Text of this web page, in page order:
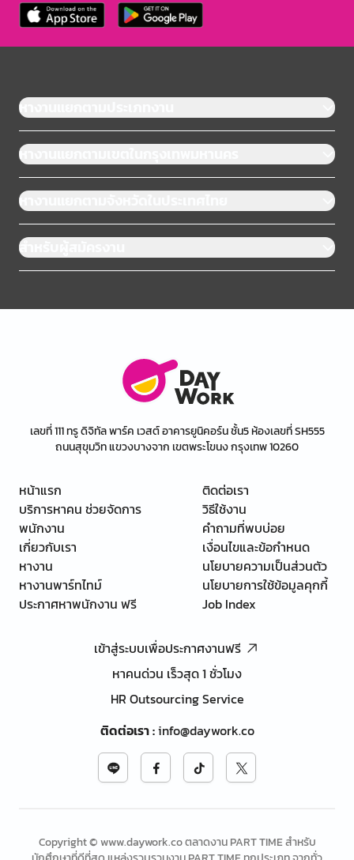
หางานแยกตามประเภทงาน
หางานแยกตามเขตในกรุงเทพมหานคร
หางานแยกตามจังหวัดในประเทศไทย
สำหรับผู้สมัครงาน
เลขที่ 111 ทรู ดิจิทัล พาร์ค เวสต์ อาคารยูนิคอร์น ชั้น5 ห้องเลขที่ SH555
ถนนสุขุมวิท แขวงบางจาก เขตพระโขนง กรุงเทพ 10260
หน้าแรก
บริการหาคน ช่วยจัดการ
พนักงาน
เกี่ยวกับเรา
หางาน
หางานพาร์ทไทม์
ประกาศหาพนักงาน ฟรี
ติดต่อเรา
วิธีใช้งาน
คำถามที่พบบ่อย
เงื่อนไขและข้อกำหนด
นโยบายความเป็นส่วนตัว
นโยบายการใช้ข้อมูลคุกกี้
Job Index
เข้าสู่ระบบเพื่อประกาศงานฟรี
หาคนด่วน เร็วสุด 1 ชั่วโมง
HR Outsourcing Service
ติดต่อเรา:info@daywork.co
Copyright © www.daywork.co ตลาดงาน PART TIME สำหรับ